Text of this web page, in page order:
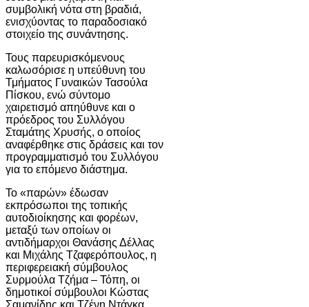
συμβολική νότα στη βραδιά,
ενισχύοντας το παραδοσιακό
στοιχείο της συνάντησης.
Τους παρευρισκόμενους
καλωσόρισε η υπεύθυνη του
Τμήματος Γυναικών Τασούλα
Πίσκου, ενώ σύντομο
χαιρετισμό απηύθυνε και ο
πρόεδρος του Συλλόγου
Σταμάτης Χρυσής, ο οποίος
αναφέρθηκε στις δράσεις και τον
προγραμματισμό του Συλλόγου
για το επόμενο διάστημα.
Το «παρών» έδωσαν
εκπρόσωποι της τοπικής
αυτοδιοίκησης και φορέων,
μεταξύ των οποίων οι
αντιδήμαρχοι Θανάσης Δέλλας
και Μιχάλης Τζαφερόπουλος, η
περιφερειακή σύμβουλος
Συρμούλα Τζήμα – Τόπη, οι
δημοτικοί σύμβουλοι Κώστας
Σαμανίδης και Τζένη Ντάγκα,